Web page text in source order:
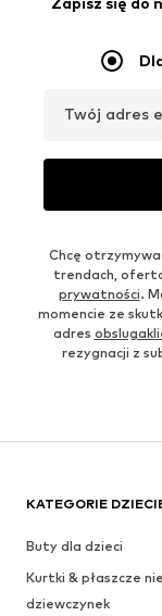
Twój adres
Chcę
trendach,
prywatności.
momencie ze
adres
rezygnacji z
KATEGORIE
Buty dla dzieci
Kurtki & płaszcze
dziewczynek